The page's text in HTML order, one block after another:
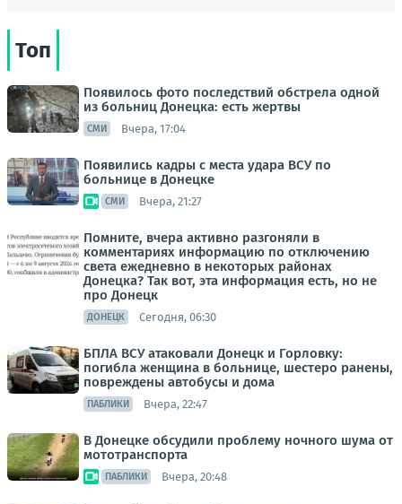
Топ
Появилось фото последствий обстрела одной
из больниц Донецка: есть жертвы
СМИ Вчера, 17:04
Появились кадры с места удара ВСУ по
больнице в Донецке
СМИ Вчера, 21:27
Помните, вчера активно разгоняли в
комментариях информацию по отключению
света ежедневно в некоторых районах
Донецка? Так вот, эта информация есть, но не
про Донецк
ДОНЕЦК Сегодня, 06:30
БПЛА ВСУ атаковали Донецк и Горловку:
погибла женщина в больнице, шестеро ранены,
повреждены автобусы и дома
ПАБЛИКИ Вчера, 22:47
В Донецке обсудили проблему ночного шума от
мототранспорта
ПАБЛИКИ Вчера, 20:48